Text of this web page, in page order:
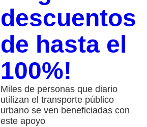
descuentos
de hasta el
100%!
Miles de personas que diario
utilizan el transporte público
urbano se ven beneficiadas con
este apoyo